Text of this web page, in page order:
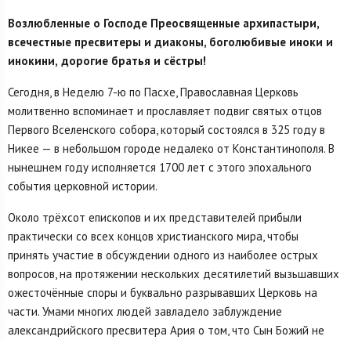
Возлюбленные о Господе Преосвященные архипастыри,
всечестные пресвитеры и диаконы, боголюбивые иноки и
инокини, дорогие братья и сёстры!
Сегодня, в Неделю 7-ю по Пасхе, Православная Церковь
молитвенно вспоминает и прославляет подвиг святых отцов
Первого Вселенского собора, который состоялся в 325 году в
Никее — в небольшом городе недалеко от Константинополя. В
нынешнем году исполняется 1700 лет с этого эпохального
события церковной истории.
Около трёхсот епископов и их представителей прибыли
практически со всех концов христианского мира, чтобы
принять участие в обсуждении одного из наиболее острых
вопросов, на протяжении нескольких десятилетий вызьшавших
ожесточённые споры и буквально разрывавших Церковь на
части. Умами многих людей завладело заблуждение
александрийского пресвитера Ария о том, что Сын Божий не